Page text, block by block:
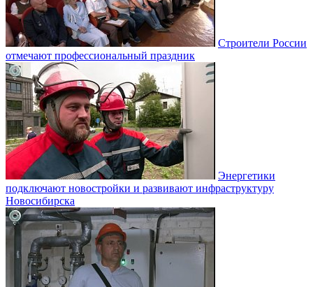
Строители России
отмечают профессиональный праздник
Энергетики
подключают новостройки и развивают инфраструктуру
Новосибирска